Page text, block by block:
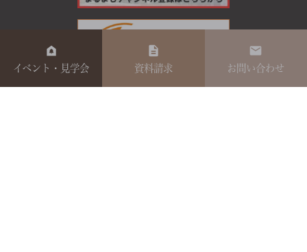
イベント・見学会 資料請求 お問い合わせ